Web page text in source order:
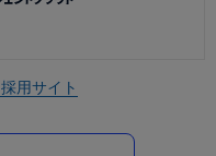
採用サイト